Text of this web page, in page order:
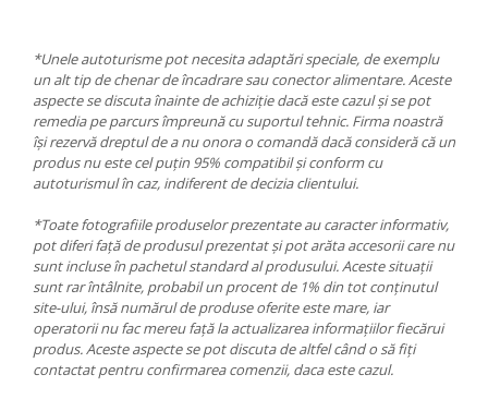
*Unele autoturisme pot necesita adaptări speciale, de exemplu
un alt tip de chenar de încadrare sau conector alimentare. Aceste
aspecte se discuta înainte de achiziție dacă este cazul și se pot
remedia pe parcurs împreună cu suportul tehnic. Firma noastră
își rezervă dreptul de a nu onora o comandă dacă consideră că un
produs nu este cel puțin 95% compatibil și conform cu
autoturismul în caz, indiferent de decizia clientului.
*Toate fotografiile produselor prezentate au caracter informativ,
pot diferi față de produsul prezentat și pot arăta accesorii care nu
sunt incluse în pachetul standard al produsului. Aceste situații
sunt rar întâlnite, probabil un procent de 1% din tot conținutul
site-ului, însă numărul de produse oferite este mare, iar
operatorii nu fac mereu față la actualizarea informațiilor fiecărui
produs. Aceste aspecte se pot discuta de altfel când o să fiți
contactat pentru confirmarea comenzii, daca este cazul.